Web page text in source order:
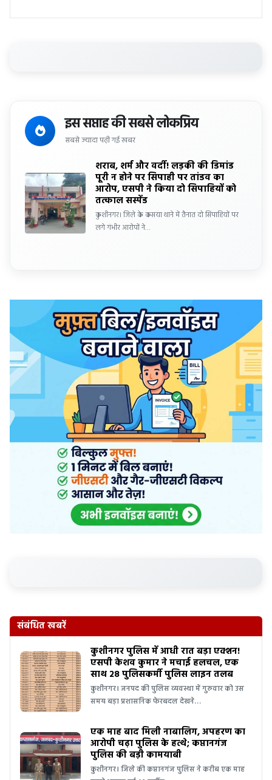
इस सप्ताह की सबसे लोकप्रिय
सबसे ज्यादा पढ़ी गई खबर
शराब, शर्म और वर्दी! लड़की की डिमांड
पूरी न होने पर सिपाही पर तांडव का
आरोप, एसपी ने किया दो सिपाहियों को
तत्काल सस्पेंड
कुशीनगर। जिले के कसया थाने में तैनात दो सिपाहियों पर
लगे गंभीर आरोपों ने…
संबंधित खबरें
कुशीनगर पुलिस में आधी रात बड़ा एक्शन!
एसपी केशव कुमार ने मचाई हलचल, एक
साथ 28 पुलिसकर्मी पुलिस लाइन तलब
कुशीनगर। जनपद की पुलिस व्यवस्था में गुरुवार को उस
समय बड़ा प्रशासनिक फेरबदल देखने…
एक माह बाद मिली नाबालिग, अपहरण का
आरोपी चढ़ा पुलिस के हत्थे; कप्तानगंज
पुलिस की बड़ी कामयाबी
कुशीनगर। जिले की कप्तानगंज पुलिस ने करीब एक माह